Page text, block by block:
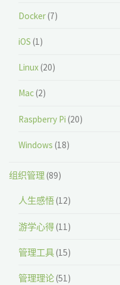
Docker(7)
iOS (1)
Linux(20)
Mac(2)
Raspberry Pi (20)
Windows (18)
组织管理(89)
人生感悟(12)
游学心得(11)
管理工具(15)
管理理论(51)